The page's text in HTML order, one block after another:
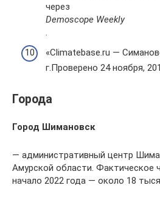
через
Demoscope Weekly
.
«Climatebase.ru —
г.Проверено 24 ноября,
Города
Город Шимановск
— административный центр
Амурской области. Фактическое
начало 2022 года — около 18